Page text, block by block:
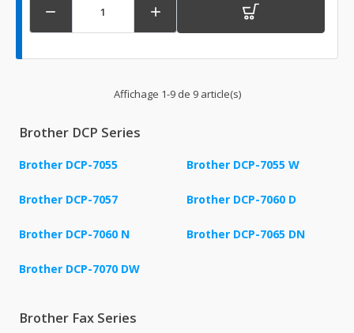
 
Affichage 1-9 de 9 article(s)
Brother DCP Series
Brother DCP-7055 Brother DCP-7055 W
Brother DCP-7057 Brother DCP-7060 D
Brother DCP-7060 N Brother DCP-7065 DN
Brother DCP-7070 DW
Brother Fax Series